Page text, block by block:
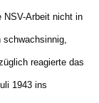
NSV-Arbeit nicht in
schwachsinnig,
reagierte das
1943 ins